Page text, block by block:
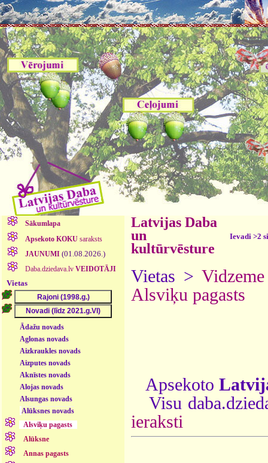
Sākumlapa
Apsekoto KOKUsaraksts
JAUNUMI (01.08.2026.)
Daba.dziedava.lv VEIDOTĀJI
Vietas
Ādažu novads
Aglonas novads
Aizkraukles novads
Aizputes novads
Aknīstes novads
Alojas novads
Alsungas novads
Alūksnes novads
Alsviķu pagasts
Alūksne
Annas pagasts
Latvijas Daba
un
kultūrvēsture
Ievadi >2
Vietas > Vidzeme
Alsviķu pagasts
Apsekoto
Visu
ieraksti